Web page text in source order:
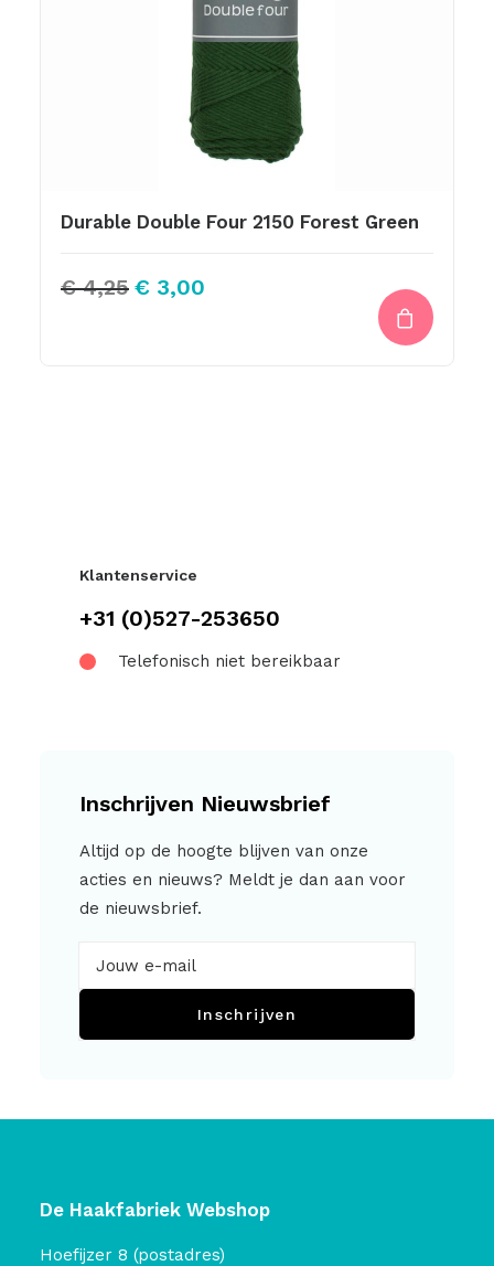
Durable Double Four 2150 Forest Green
€4,25 Oorspronkelijke
€ 3,00
Klantenservice
+31 (0)527-253650
Telefonisch niet bereikbaar
Inschrijven Nieuwsbrief
Altijd op de hoogte blijven van onze
acties en nieuws? Meldt je dan aan voor
de nieuwsbrief.
Inschrijven
De Haakfabriek Webshop
Hoefijzer 8 (postadres)